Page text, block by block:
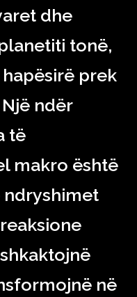
dhe
tonë,
prek
ndër
të
makro është
ndryshimet
në